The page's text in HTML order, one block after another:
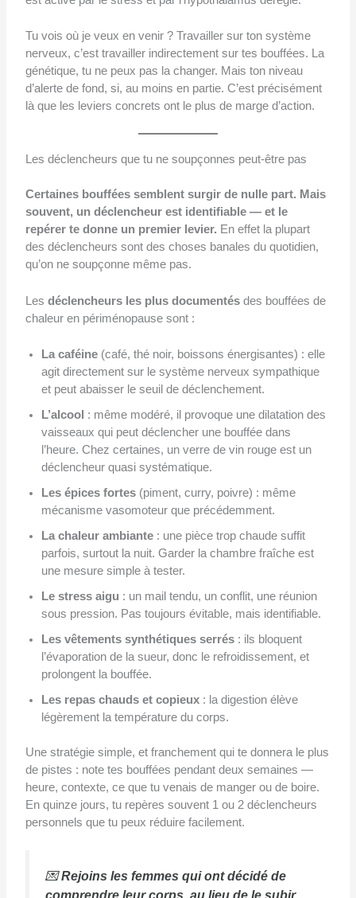
Tu vois où je veux en venir ? Travailler sur ton système
nerveux, c’est travailler indirectement sur tes bouffées. La
génétique, tu ne peux pas la changer. Mais ton niveau
d’alerte de fond, si, au moins en partie. C’est précisément
là que les leviers concrets ont le plus de marge d’action.
Les déclencheurs que tu ne soupçonnes peut-être pas
Certaines bouffées semblent surgir de nulle part. Mais
souvent, un déclencheur est identifiable — et le
repérer te donne un premier levier. En effet la plupart
des déclencheurs sont des choses banales du quotidien,
qu’on ne soupçonne même pas.
Les déclencheurs les plus documentésdes bouffées de
chaleur en périménopause sont :
La caféine(café, thé noir, boissons énergisantes) : elle
agit directement sur le système nerveux sympathique
et peut abaisser le seuil de déclenchement.
L’alcool : même modéré, il provoque une dilatation des
vaisseaux qui peut déclencher une bouffée dans
l’heure. Chez certaines, un verre de vin rouge est un
déclencheur quasi systématique.
Les épices fortes(piment, curry, poivre) : même
mécanisme vasomoteur que précédemment.
La chaleur ambiante: une pièce trop chaude suffit
parfois, surtout la nuit. Garder la chambre fraîche est
une mesure simple à tester.
Le stress aigu : un mail tendu, un conflit, une réunion
sous pression. Pas toujours évitable, mais identifiable.
Les vêtements synthétiques serrés: ils bloquent
l’évaporation de la sueur, donc le refroidissement, et
prolongent la bouffée.
Les repas chauds et copieux: la digestion élève
légèrement la température du corps.
Une stratégie simple, et franchement qui te donnera le plus
de pistes : note tes bouffées pendant deux semaines —
heure, contexte, ce que tu venais de manger ou de boire.
En quinze jours, tu repères souvent 1 ou 2 déclencheurs
personnels que tu peux réduire facilement.
💌Rejoins les femmes qui ont décidé de
comprendre leur corps, au lieu de le subir